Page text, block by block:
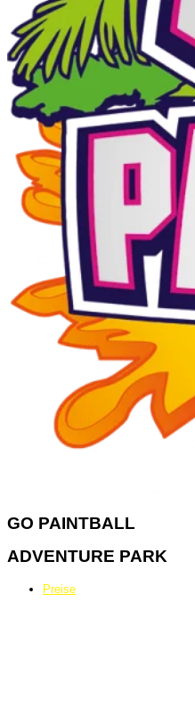
GO PAINTBALL
ADVENTURE PARK
Preise